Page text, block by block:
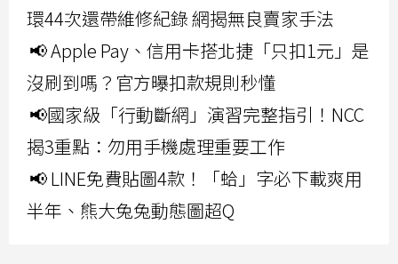
環44次還帶維修紀錄 網揭無良賣家手法
📢 Apple Pay、信用卡搭北捷「只扣1元」是
沒刷到嗎？官方曝扣款規則秒懂
📢國家級「行動斷網」演習完整指引！NCC
揭3重點：勿用手機處理重要工作
📢 LINE免費貼圖4款！「蛤」字必下載爽用
半年、熊大兔兔動態圖超Q